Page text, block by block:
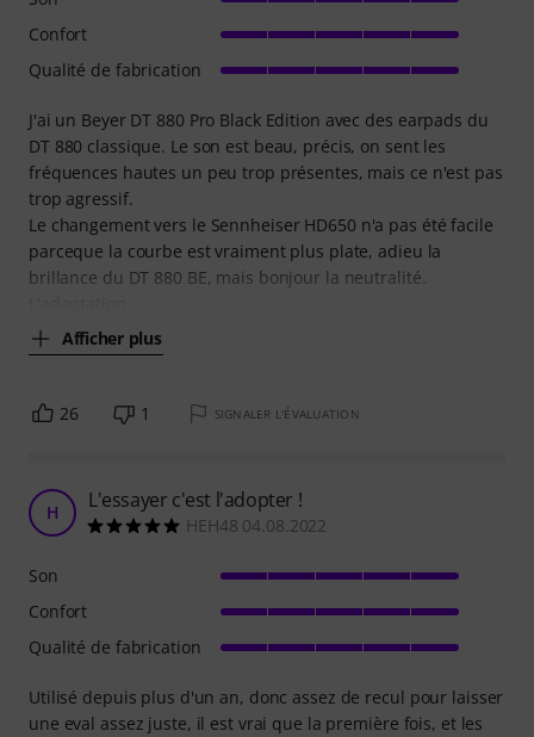
J'ai un Beyer DT 880 Pro Black Edition avec des earpads du
DT 880 classique. Le son est beau, précis, on sent les
fréquences hautes un peu trop présentes, mais ce n'est pas
trop agressif.
Le changement vers le Sennheiser HD650 n'a pas été facile
parceque la courbe est vraiment plus plate, adieu la
brillance du DT 880 BE, mais bonjour la neutralité.
Afficher plus
Confort
Qualité de fabrication
26 1 SIGNALER L'ÉVALUATION
H L'essayer c'est l'adopter !
HEH48 04.08.2022
Utilisé depuis plus d'un an, donc assez de recul pour laisser
une eval assez juste, il est vrai que la première fois, et les
Son
Confort
Qualité de fabrication